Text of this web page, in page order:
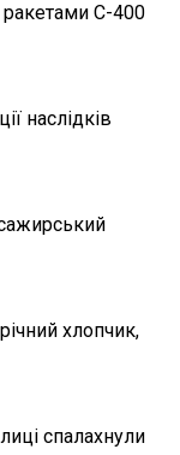
ракетами С-400
наслідків
хлопчик,
спалахнули